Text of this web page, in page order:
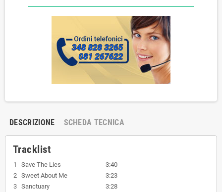
DESCRIZIONE SCHEDA TECNICA
Tracklist
1 Save The Lies
3:40
2 Sweet About Me
3:23
3 Sanctuary
3:28